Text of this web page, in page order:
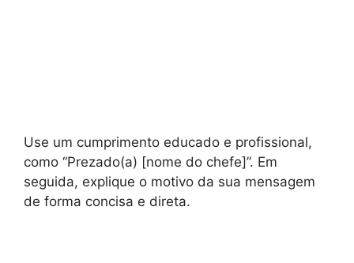
Use um cumprimento educado e profissional,
como “Prezado(a) [nome do chefe]”. Em
seguida, explique o motivo da sua mensagem
de forma concisa e direta.